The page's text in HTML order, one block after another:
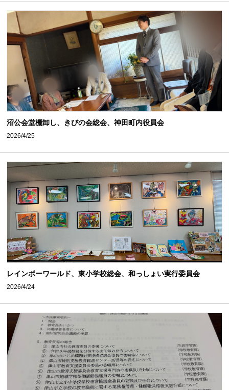
沼公会堂棚卸し、きびの会総会、神田町内役員会
2026/4/25
レインボーワールド、東小学校総会、和っしょい実行委員会
2026/4/24